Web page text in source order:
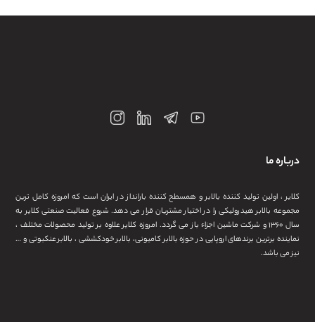
ما
، اولین تولید کننده بالابر و همسطح کننده بارانداز در ایران است که امروزه کامل ترین
بالابر هیدرولیکی را در اختیار مشتریان قرار می دهد. شروع فعالیت صنعتی کلایر به
سال ۱۳۶۰ و شرکت ماشین اجزاء باز می گردد. امروزه کلایر علاوه بر تولید محصولات مختلف ،
برترین برندهای اروپایی در حوزه بالابر کامیونی، بالابر خودکششی ، بالابر عنکبوتی و …
می باشد.